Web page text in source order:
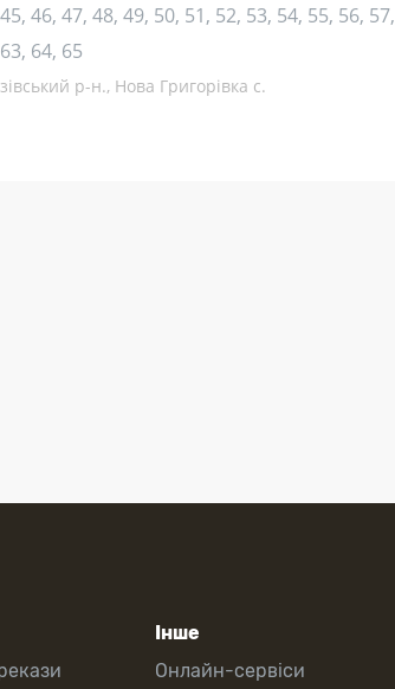
46, 47, 48, 49, 50, 51, 52, 53, 54, 55, 56, 57,
64, 65
р-н., Нова Григорівка с.
Інше
Онлайн-сервіси